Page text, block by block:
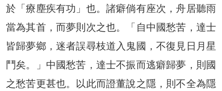
於「療塵疾有功」也。諸癖倘有座次，舟居聽雨
當為其首，而夢則次之也。「自中國愁苦，達士
皆歸夢鄉，迷者誤尋枝道入鬼國，不復見日月星
鬥矣。」中國愁苦，達士不振而逃癖歸夢，則國
之愁苦更甚也。以此而證董說之隱，則不全為隱